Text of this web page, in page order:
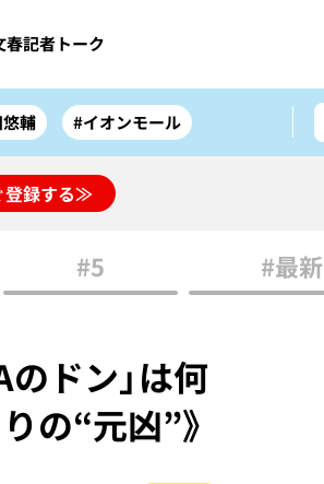
春記者トーク
輔 #イオンモール
登録する≫
#5 #最新
ドン」は何
の“元凶”》